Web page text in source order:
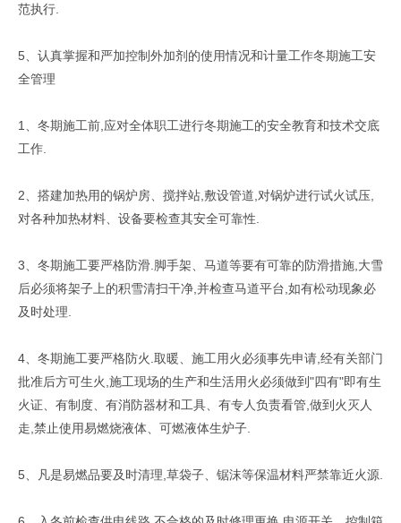
范执行.
5、认真掌握和严加控制外加剂的使用情况和计量工作冬期施工安
全管理
1、冬期施工前,应对全体职工进行冬期施工的安全教育和技术交底
工作.
2、搭建加热用的锅炉房、搅拌站,敷设管道,对锅炉进行试火试压,
对各种加热材料、设备要检查其安全可靠性.
3、冬期施工要严格防滑.脚手架、马道等要有可靠的防滑措施,大雪
后必须将架子上的积雪清扫干净,并检查马道平台,如有松动现象必
及时处理.
4、冬期施工要严格防火.取暖、施工用火必须事先申请,经有关部门
批准后方可生火,施工现场的生产和生活用火必须做到"四有"即有生
火证、有制度、有消防器材和工具、有专人负责看管,做到火灭人
走,禁止使用易燃烧液体、可燃液体生炉子.
5、凡是易燃品要及时清理,草袋子、锯沫等保温材料严禁靠近火源.